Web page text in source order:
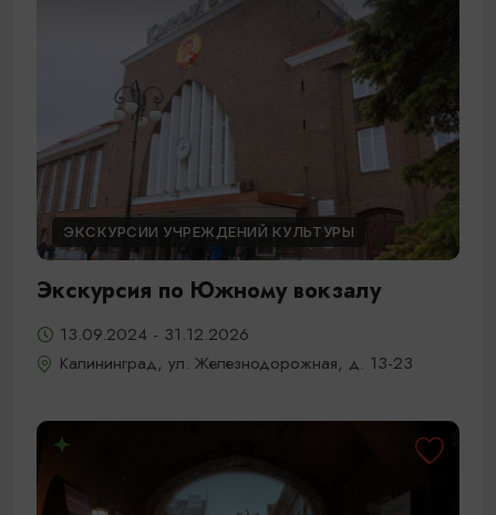
ЭКСКУРСИИ УЧРЕЖДЕНИЙ КУЛЬТУРЫ
Экскурсия по Южному вокзалу
13.09.2024 - 31.12.2026
Калининград, ул. Железнодорожная, д. 13-23